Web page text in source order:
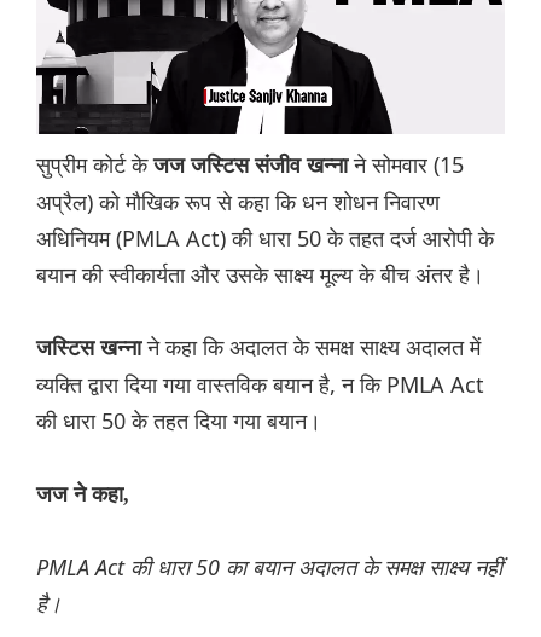
सुप्रीम कोर्ट केजज जस्टिस संजीव खन्नाने सोमवार (15
अप्रैल) को मौखिक रूप से कहा कि धन शोधन निवारण
अधिनियम (PMLA Act) की धारा 50 के तहत दर्ज आरोपी के
बयान की स्वीकार्यता और उसके साक्ष्य मूल्य के बीच अंतर है।
जस्टिस खन्नाने कहा कि अदालत के समक्ष साक्ष्य अदालत में
व्यक्ति द्वारा दिया गया वास्तविक बयान है, न कि PMLA Act
की धारा 50 के तहत दिया गया बयान।
जज ने कहा,
PMLA Act की धारा 50 का बयान अदालत के समक्ष साक्ष्य नहीं
है।